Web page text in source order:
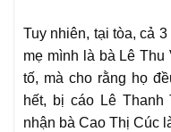
Tuy nhiên, tại tòa, cả
mẹ mình là bà Lê Thu
tố, mà cho rằng họ
hết, bị cáo Lê Thanh
nhận bà Cao Thị Cúc